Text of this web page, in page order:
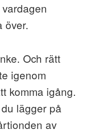
över.
Och rätt
igenom
komma igång.
lägger på
av